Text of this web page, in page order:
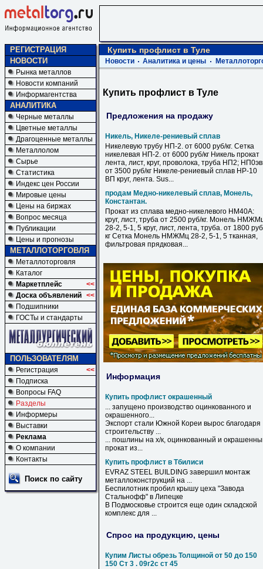
РЕГИСТРАЦИЯ
НОВОСТИ
Рынка металлов
Новости компаний
Информагентства
АНАЛИТИКА
Черные металлы
Цветные металлы
Драгоценные металлы
Металлолом
Сырье
Статистика
Индекс цен России
Мировые цены
Цены на биржах
Вопрос месяца
Публикации
Цены и прогнозы
МЕТАЛЛОТОРГОВЛЯ
Металлоторговля
Каталог
Маркетплейс
<<
Доска объявлений <<
Подшипники
ГОСТы и стандарты
ПОЛЬЗОВАТЕЛЯМ
Регистрация
<<
Подписка
Вопросы FAQ
Разделы
Информеры
Выставки
Реклама
О компании
Контакты
Поиск по сайту
Купить профлист в Туле
Новости Аналитика и цены
Купить профлист в Туле
Предложения на продажу
Никель, Никеле-рениевый сплав
Никелевую трубу НП-2. от 6000 руб/кг. Сетка
никелевая НП-2. от 6000 руб/кг Никель прокат
лента, лист, круг, проволока, труба НП2;
от 3500 руб/кг Никеле-рениевый сплав НР-10
ВП круг, лента. Sus...
продам Медно-никелевый сплав, Монель,
Константан.
Прокат из сплава медно-никелевого НМ40А:
круг, лист, труба от 2500 руб/кг. Монель
28-2, 5-1, 5 круг, лист, лента, труба. от 1800
кг Сетка Монель НМЖМц 28-2, 5-1, 5 тканная,
фильтровая прядковая...
Информация
Купить профлист окрашенный
... запущено производство оцинкованного и
окрашенного...
Экспорт стали Южной Кореи вырос благодаря
строительству ...
... пошлины на х/к, оцинкованный и
прокат из...
Купить профлист в Тбилиси
EVRAZ STEEL BUILDING завершил монтаж
металлоконструкций на ...
Беспилотник пробил крышу цеха "Завода
Стальнофф" в Липецке
В Подмосковье строится еще один складской
комплекс для ...
Спрос на продукцию, цены
Купим Листы обрезь Толщиной от 50 до 150
150 Ст 3 . 09г2с ст 45